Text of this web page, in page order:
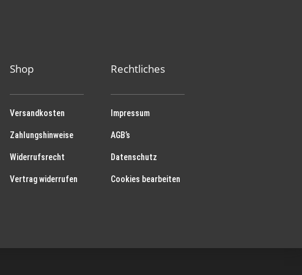
Shop
Versandkosten
Zahlungshinweise
Widerrufsrecht
Vertrag widerrufen
Rechtliches
Impressum
AGB’s
Datenschutz
Cookies bearbeiten